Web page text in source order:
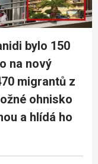
bylo 150
na nový
migrantů z
ohnisko
a hlídá ho